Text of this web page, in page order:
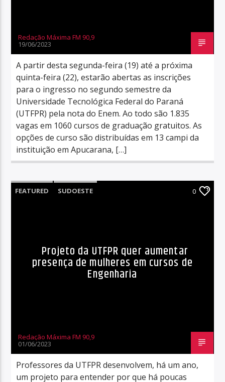
Redação Máxima FM 90,9
19/06/2023
A partir desta segunda-feira (19) até a próxima
quinta-feira (22), estarão abertas as inscrições
para o ingresso no segundo semestre da
Universidade Tecnológica Federal do Paraná
(UTFPR) pela nota do Enem. Ao todo são 1.835
vagas em 1060 cursos de graduação gratuitos. As
opções de curso são distribuídas em 13 campi da
instituição em Apucarana, […]
FEATURED SUDOESTE 0
Projeto da UTFPR quer aumentar
presença de mulheres em cursos de
Engenharia
Redação Máxima FM 90,9
01/06/2023
Professores da UTFPR desenvolvem, há um ano,
um projeto para entender por que há poucas